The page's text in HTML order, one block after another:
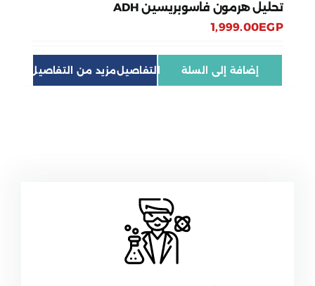
تحليل هرمون فاسوبريسين ADH
1,999.00EGP
إضافة إلى السلة التفاصيل